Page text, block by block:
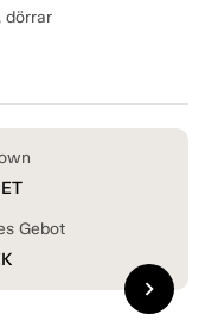
dörrar
Gebot
chevron_right